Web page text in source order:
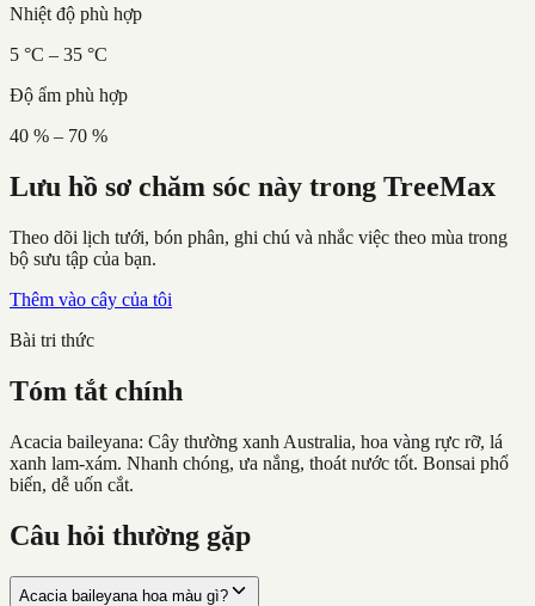
Nhiệt độ phù hợp
5 °C – 35 °C
Độ ẩm phù hợp
40 % – 70 %
Lưu hồ sơ chăm sóc này trong TreeMax
Theo dõi lịch tưới, bón phân, ghi chú và nhắc việc theo mùa trong
bộ sưu tập của bạn.
Thêm vào cây của tôi
Bài tri thức
Tóm tắt chính
Acacia baileyana: Cây thường xanh Australia, hoa vàng rực rỡ, lá
xanh lam-xám. Nhanh chóng, ưa nắng, thoát nước tốt. Bonsai phổ
biến, dễ uốn cắt.
Câu hỏi thường gặp
Acacia baileyana hoa màu gì?